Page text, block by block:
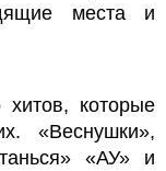
места и
которые
«Веснушки»,
«АУ» и